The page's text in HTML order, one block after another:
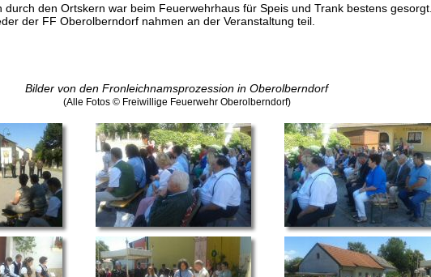
durch den Ortskern war beim Feuerwehrhaus für Speis und Trank bestens gesorgt.
der FF Oberolberndorf nahmen an der Veranstaltung teil.
Bilder von den Fronleichnamsprozession in Oberolberndorf
(Alle Fotos © Freiwillige Feuerwehr Oberolberndorf)